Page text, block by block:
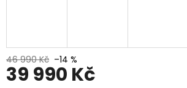
46 990 Kč –14 %
39 990 Kč